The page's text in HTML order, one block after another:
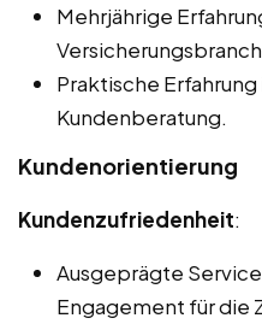
Mehrjährige
Praktische
Kundenberatung.
Kundenorientierung
Kundenzufriedenheit:
Ausgeprägte
Engagement für die